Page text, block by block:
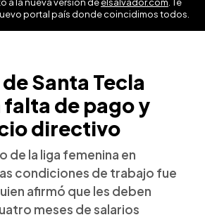
portal país donde coincidimos todos.
Santa Tecla
de pago y
directivo
de la liga femenina en
condiciones de trabajo fue
afirmó que les deben
meses de salarios